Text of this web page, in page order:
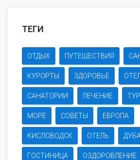
ТЕГИ
ОТДЫХ ПУТЕШЕСТВИЯ
КУРОРТЫ ЗДОРОВЬЕ
САНАТОРИИ ЛЕЧЕНИЕ
МОРЕ СОВЕТЫ ЕВРОПА
КИСЛОВОДСК ОТЕЛЬ
ГОСТИНИЦА ОЗДОРОВЛЕНИЕ